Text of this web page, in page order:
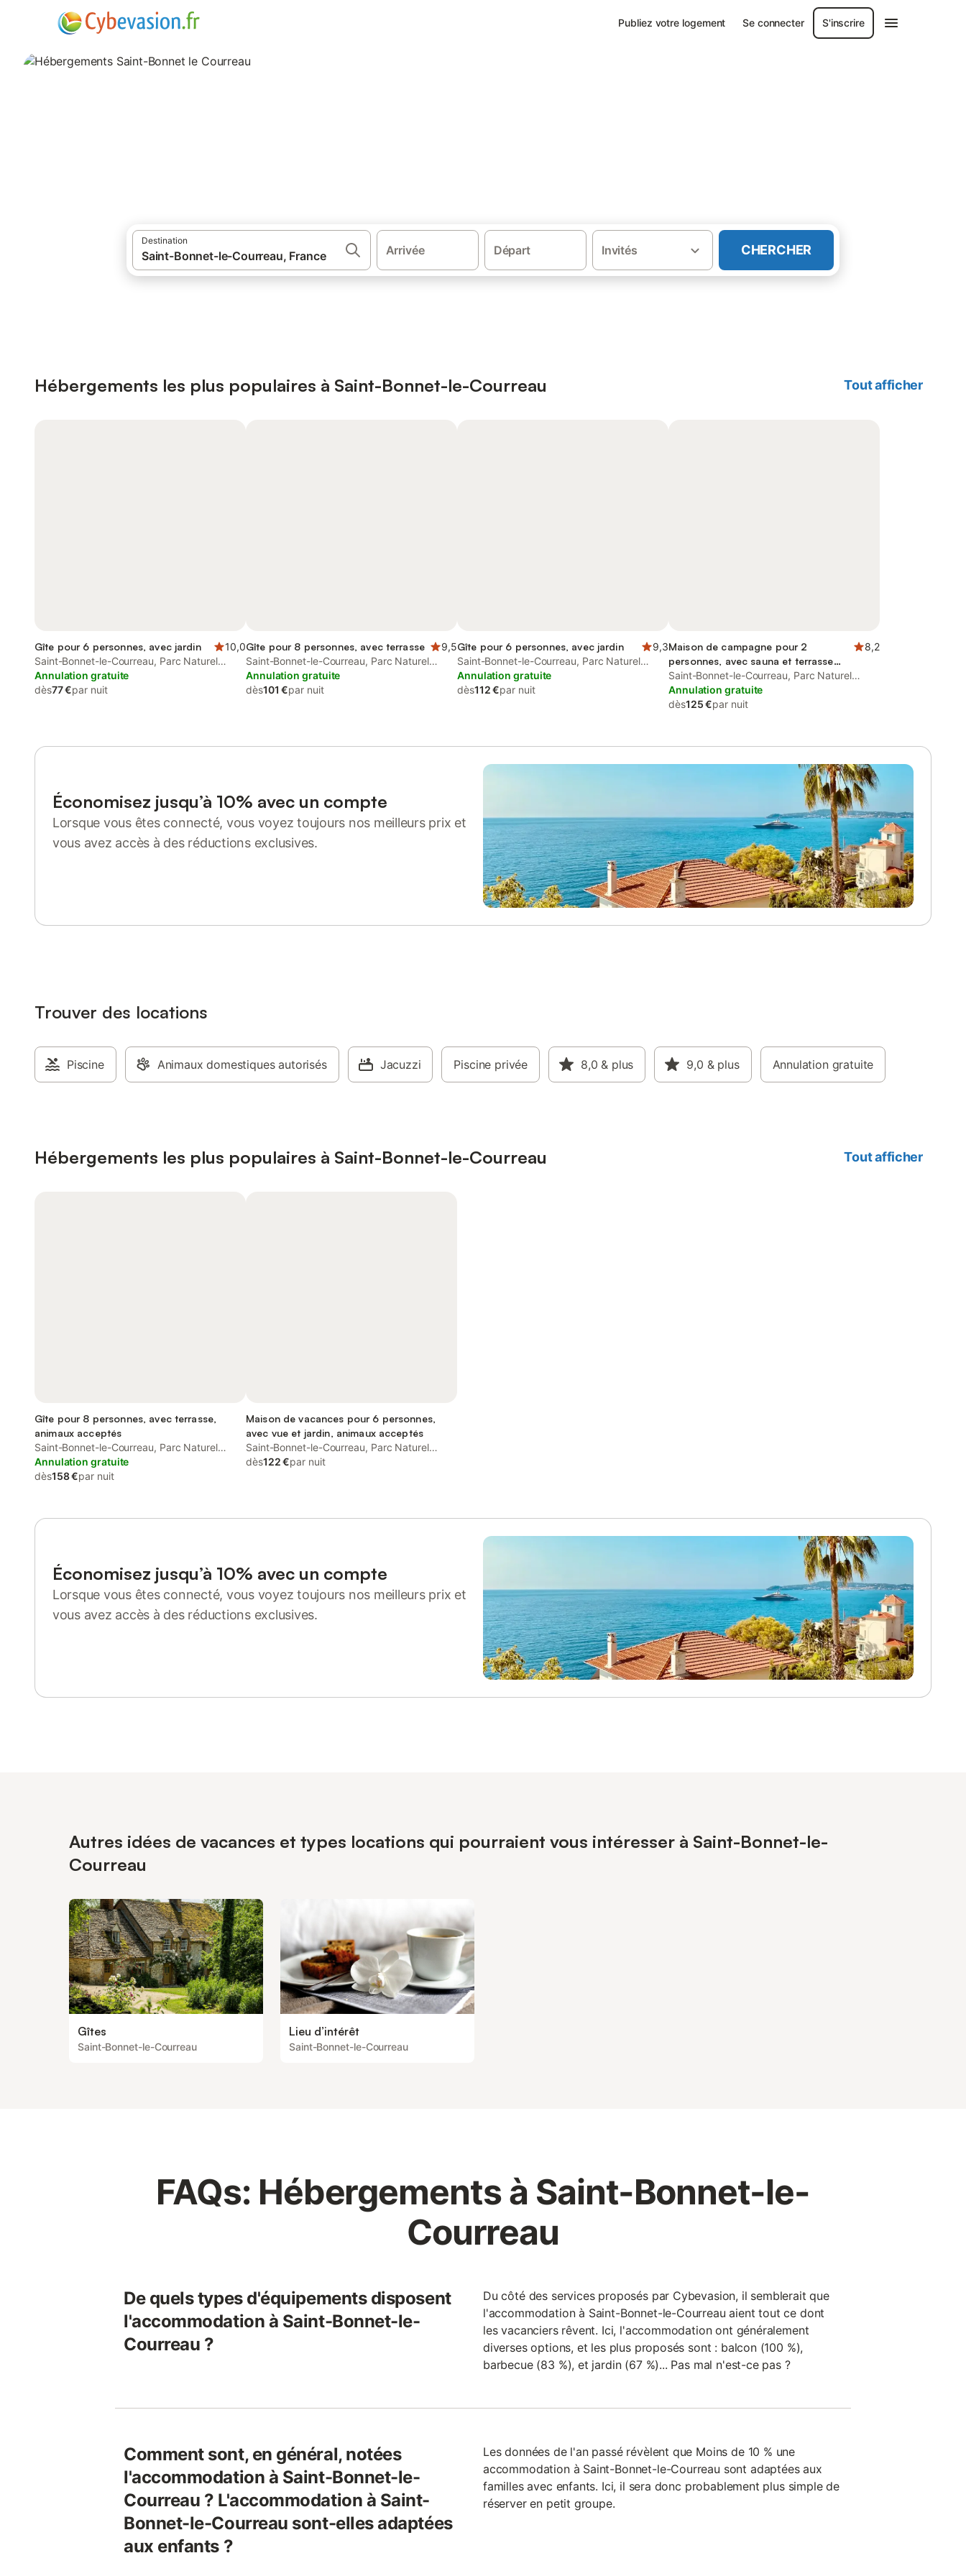
Publiez votre logement Se connecter S'inscrire
Destination
Arrivée Départ Invités CHERCHER
Hébergements les plus populaires à Saint-Bonnet-le-Courreau Tout afficher
Gîte pour 6 personnes, avec jardin
10,0
Saint-Bonnet-le-Courreau, Parc Naturel
Régional Livradois-Forez
Annulation gratuite
dès77 €par nuit
Gîte pour 8 personnes, avec terrasse
9,5
Saint-Bonnet-le-Courreau, Parc Naturel
Régional Livradois-Forez
Annulation gratuite
dès101 €par nuit
Gîte pour 6 personnes, avec jardin
9,3
Saint-Bonnet-le-Courreau, Parc Naturel
Régional Livradois-Forez
Annulation gratuite
dès112 €par nuit
Maison de campagne pour 2
personnes, avec sauna et terrasse
ainsi que vue et jardin
8,2
Saint-Bonnet-le-Courreau, Parc Naturel
Régional Livradois-Forez
Annulation gratuite
dès125 €par nuit
Économisez jusqu’à 10% avec un compte
Lorsque vous êtes connecté, vous voyez toujours nos meilleurs prix et
vous avez accès à des réductions exclusives.
Trouver des locations
Piscine Animaux domestiques autorisés Jacuzzi Piscine privée 8,0 & plus 9,0 & plus Annulation gratuite
Hébergements les plus populaires à Saint-Bonnet-le-Courreau Tout afficher
Gîte pour 8 personnes, avec terrasse,
animaux acceptés
Saint-Bonnet-le-Courreau, Parc Naturel
Régional Livradois-Forez
Annulation gratuite
dès158 €par nuit
Maison de vacances pour 6 personnes,
avec vue et jardin, animaux acceptés
Saint-Bonnet-le-Courreau, Parc Naturel
Régional Livradois-Forez
dès122 €par nuit
Économisez jusqu’à 10% avec un compte
Lorsque vous êtes connecté, vous voyez toujours nos meilleurs prix et
vous avez accès à des réductions exclusives.
Autres idées de vacances et types locations qui pourraient vous intéresser à Saint-Bonnet-le-
Courreau
Gîtes
Saint-Bonnet-le-Courreau
Lieu d’intérêt
Saint-Bonnet-le-Courreau
FAQs: Hébergements à Saint-Bonnet-le-
Courreau
De quels types d'équipements disposent
l'accommodation à Saint-Bonnet-le-
Courreau ?
Du côté des services proposés par Cybevasion, il semblerait que
l'accommodation à Saint-Bonnet-le-Courreau aient tout ce dont
les vacanciers rêvent. Ici, l'accommodation ont généralement
diverses options, et les plus proposés sont : balcon (100 %),
barbecue (83 %), et jardin (67 %)... Pas mal n'est-ce pas ?
Comment sont, en général, notées
l'accommodation à Saint-Bonnet-le-
Courreau ? L'accommodation à Saint-
Bonnet-le-Courreau sont-elles adaptées
aux enfants ?
Les données de l'an passé révèlent que Moins de 10 % une
accommodation à Saint-Bonnet-le-Courreau sont adaptées aux
familles avec enfants. Ici, il sera donc probablement plus simple de
réserver en petit groupe.